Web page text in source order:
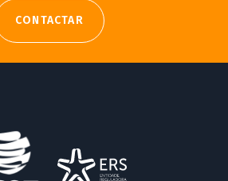
CONTACTAR